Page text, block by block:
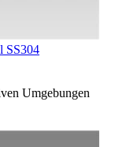
SS304
Umgebungen